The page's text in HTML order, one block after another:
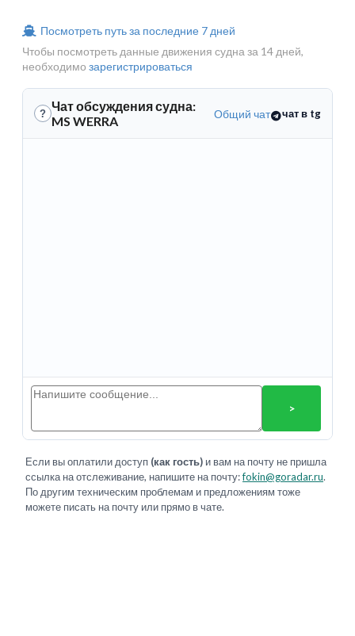
Посмотреть путь за последние 7 дней
Чтобы посмотреть данные движения судна за 14 дней,
необходимо зарегистрироваться
? Чат обсуждения судна:
MS WERRA
Общий чат чат в tg
>
Если вы оплатили доступ (как гость) и вам на почту не пришла
ссылка на отслеживание, напишите на почту:fokin@goradar.ru.
По другим техническим проблемам и предложениям тоже
можете писать на почту или прямо в чате.